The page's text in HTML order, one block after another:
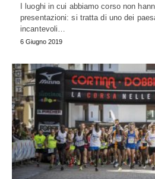
I luoghi in cui abbiamo corso non
presentazioni: si tratta di uno dei
incantevoli…
6 Giugno 2019